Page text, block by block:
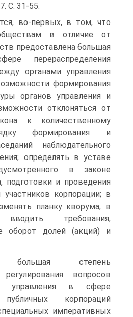
С. 31-55.
во-первых, в том, что
в отличие от
предоставлена большая
перераспределения
органами управления
формирования
органов управления и
отклоняться от
к количественному
формирования и
наблюдательного
определять в уставе
в законе
подготовки и проведения
корпорации; в
планку кворума; в
вводить требования,
оборот долей (акций) и
большая степень
регулирования вопросов
управления в сфере
публичных корпораций
императивных